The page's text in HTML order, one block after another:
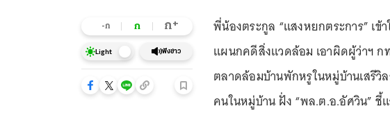
-ก ก ก+
Light ฟังข่าว
พี่น้องตระกูล “แสงหยกตระการ” เ
แผนกคดีสิ่งแวดล้อม เอาผิดผู้ว่าฯ ก
ตลาดล้อมบ้านพักหรูในหมู่บ้านเสรีวิ
คนในหมู่บ้าน ฝั่ง “พล.ต.อ.อัศวิน” ชี้